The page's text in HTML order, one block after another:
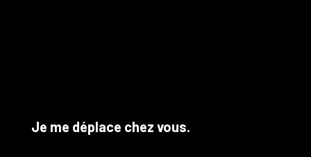
Je me déplace chez vous.